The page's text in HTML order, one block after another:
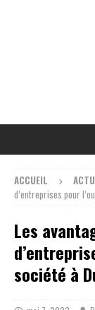
ACCUEIL
d’entreprises pour
Les
société à